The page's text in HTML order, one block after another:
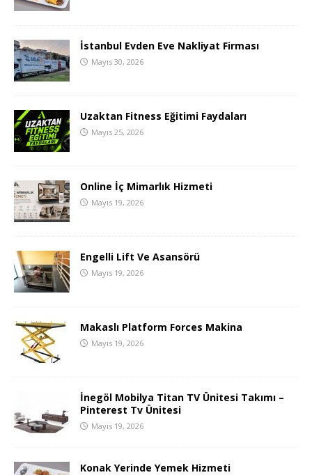
İstanbul Evden Eve Nakliyat Firması
Mayıs 30, 2026
Uzaktan Fitness Eğitimi Faydaları
Mayıs 25, 2026
Online İç Mimarlık Hizmeti
Mayıs 19, 2026
Engelli Lift Ve Asansörü
Mayıs 19, 2026
Makaslı Platform Forces Makina
Mayıs 19, 2026
İnegöl Mobilya Titan TV Ünitesi Takımı –
Pinterest Tv Ünitesi
Mayıs 19, 2026
Konak Yerinde Yemek Hizmeti